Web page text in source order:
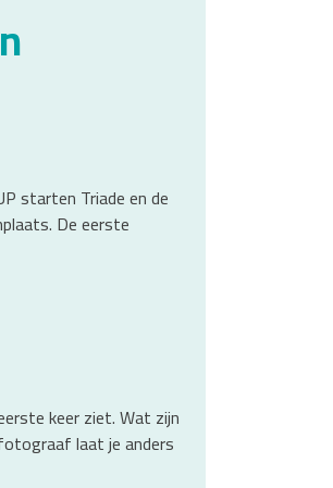
starten Triade en de
De eerste
keer ziet. Wat zijn
laat je anders